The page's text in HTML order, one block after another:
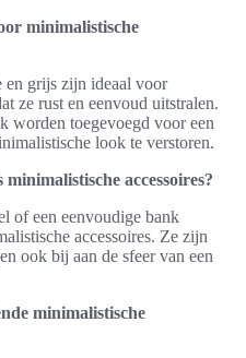
minimalistische
en grijs zijn ideaal voor
ze rust en eenvoud uitstralen.
worden toegevoegd voor een
look te verstoren.
minimalistische accessoires?
of een eenvoudige bank
accessoires. Ze zijn
ook bij aan de sfeer van een
minimalistische